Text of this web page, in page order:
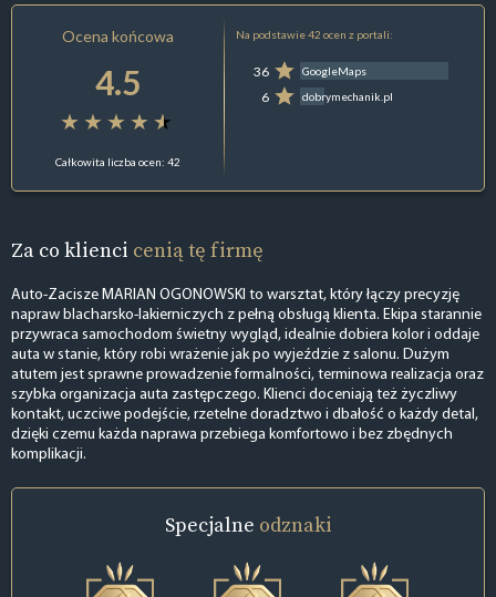
Ocena końcowa
4.5
Całkowita liczba ocen: 42
Na podstawie 42 ocen z portali:
36 GoogleMaps
6 dobrymechanik.pl
Za co klienci cenią tę firmę
Auto-Zacisze MARIAN OGONOWSKI to warsztat, który łączy precyzję
napraw blacharsko-lakierniczych z pełną obsługą klienta. Ekipa starannie
przywraca samochodom świetny wygląd, idealnie dobiera kolor i oddaje
auta w stanie, który robi wrażenie jak po wyjeździe z salonu. Dużym
atutem jest sprawne prowadzenie formalności, terminowa realizacja oraz
szybka organizacja auta zastępczego. Klienci doceniają też życzliwy
kontakt, uczciwe podejście, rzetelne doradztwo i dbałość o każdy detal,
dzięki czemu każda naprawa przebiega komfortowo i bez zbędnych
komplikacji.
Specjalne odznaki